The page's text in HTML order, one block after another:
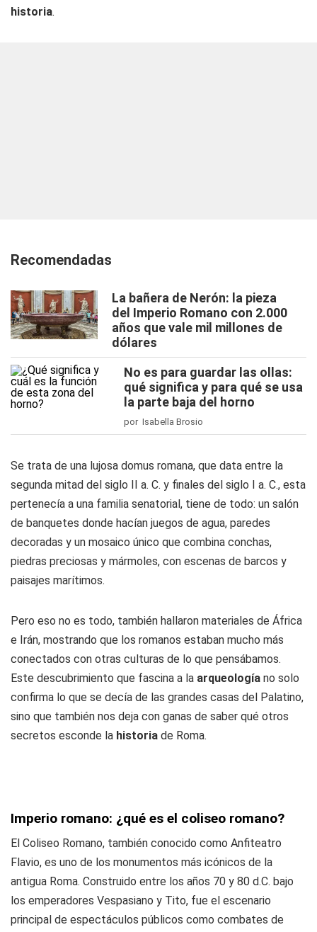
historia.
Recomendadas
La bañera de Nerón: la pieza
del Imperio Romano con 2.000
años que vale mil millones de
dólares
No es para guardar las ollas:
qué significa y para qué se usa
la parte baja del horno
por Isabella Brosio
Se trata de una lujosa domus romana, que data entre la
segunda mitad del siglo II a. C. y finales del siglo I a. C., esta
pertenecía a una familia senatorial, tiene de todo: un salón
de banquetes donde hacían juegos de agua, paredes
decoradas y un mosaico único que combina conchas,
piedras preciosas y mármoles, con escenas de barcos y
paisajes marítimos.
Pero eso no es todo, también hallaron materiales de África
e Irán, mostrando que los romanos estaban mucho más
conectados con otras culturas de lo que pensábamos.
Este descubrimiento que fascina a la arqueología no solo
confirma lo que se decía de las grandes casas del Palatino,
sino que también nos deja con ganas de saber qué otros
secretos esconde la historia de Roma.
Imperio romano: ¿qué es el coliseo romano?
El Coliseo Romano, también conocido como Anfiteatro
Flavio, es uno de los monumentos más icónicos de la
antigua Roma. Construido entre los años 70 y 80 d.C. bajo
los emperadores Vespasiano y Tito, fue el escenario
principal de espectáculos públicos como combates de